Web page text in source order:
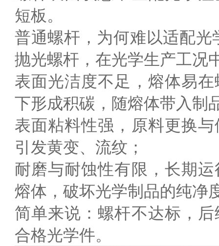
短板。
普通螺杆，为何难以适配
抛光螺杆，在光学生产工况
表面光洁度不足，熔体易
下形成积碳，随熔体带入制
表面粘料性强，原料更换
引发黄变、流纹；
耐磨与耐蚀性有限，长期
熔体，破坏光学制品的纯净
简单来说：螺杆不达标，
合格光学件。